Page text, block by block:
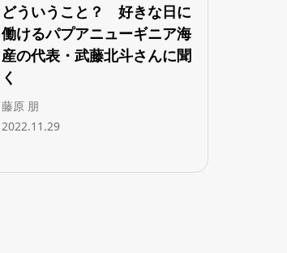
どういうこと？ 好きな日に
働けるパプアニューギニア海
産の代表・武藤北斗さんに聞
く
藤原 朋
2022.11.29